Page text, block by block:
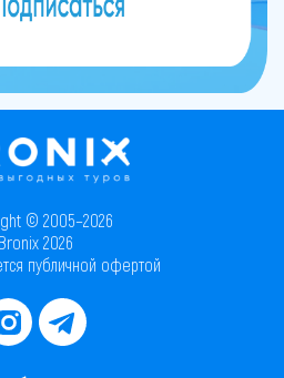
© 2005–2026
Bronix 2026
публичной офертой